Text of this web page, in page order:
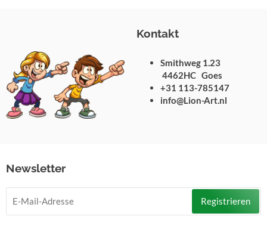
Kontakt
Smithweg 1.23
4462HC Goes
+31 113-785147
info@Lion-Art.nl
Newsletter
Registrieren